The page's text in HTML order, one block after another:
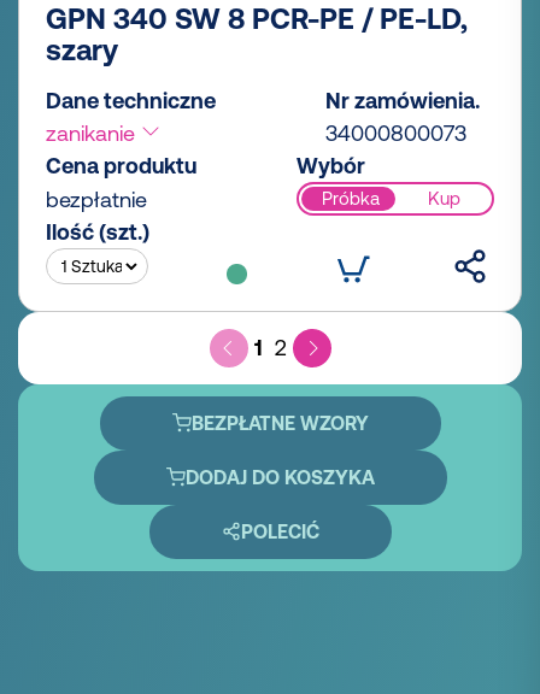
GPN 340 SW 8 PCR-PE / PE-LD,
szary
Dane techniczne
zanikanie
Nr zamówienia.
34000800073
Cena produktu
bezpłatnie
Wybór
Próbka Kup
Ilość (szt.)
1 2
BEZPŁATNE WZORY
DODAJ DO KOSZYKA
POLECIĆ